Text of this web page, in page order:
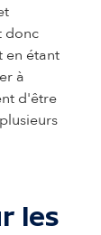
donc
en étant
à
d'être
les